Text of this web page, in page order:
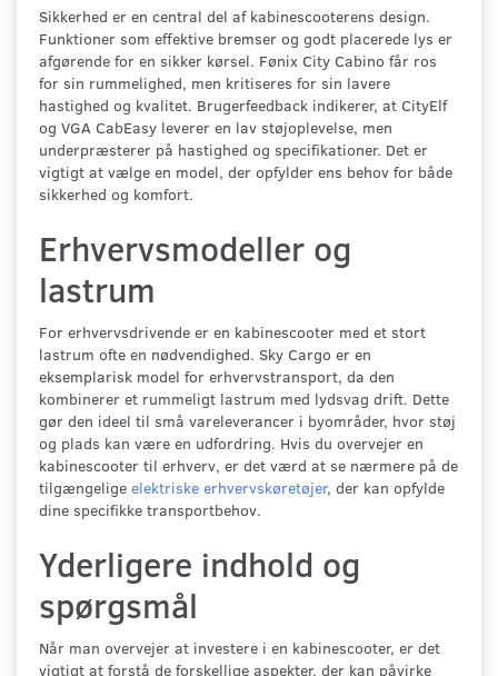
Sikkerhed er en central del af kabinescooterens design.
Funktioner som effektive bremser og godt placerede lys er
afgørende for en sikker kørsel. Fønix City Cabino får ros
for sin rummelighed, men kritiseres for sin lavere
hastighed og kvalitet. Brugerfeedback indikerer, at CityElf
og VGA CabEasy leverer en lav støjoplevelse, men
underpræsterer på hastighed og specifikationer. Det er
vigtigt at vælge en model, der opfylder ens behov for både
sikkerhed og komfort.
Erhvervsmodeller og
lastrum
For erhvervsdrivende er en kabinescooter med et stort
lastrum ofte en nødvendighed. Sky Cargo er en
eksemplarisk model for erhvervstransport, da den
kombinerer et rummeligt lastrum med lydsvag drift. Dette
gør den ideel til små vareleverancer i byområder, hvor støj
og plads kan være en udfordring. Hvis du overvejer en
kabinescooter til erhverv, er det værd at se nærmere på de
tilgængelige elektriske erhvervskøretøjer, der kan opfylde
dine specifikke transportbehov.
Yderligere indhold og
spørgsmål
Når man overvejer at investere i en kabinescooter, er det
vigtigt at forstå de forskellige aspekter, der kan påvirke